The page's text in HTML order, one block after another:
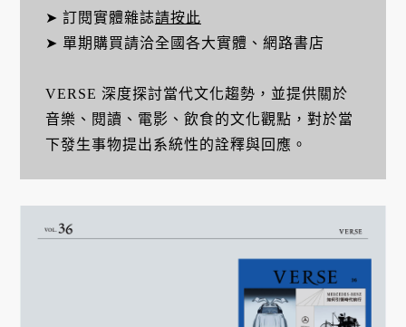
➤ 訂閱實體雜誌請按此
➤ 單期購買請洽全國各大實體、網路書店
VERSE 深度探討當代文化趨勢，並提供關於
音樂、閱讀、電影、飲食的文化觀點，對於當
下發生事物提出系統性的詮釋與回應。